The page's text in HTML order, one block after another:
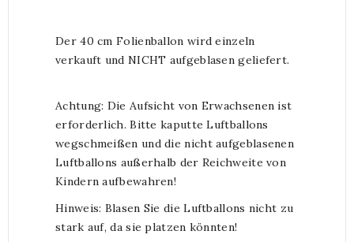
Der 40 cm Folienballon wird einzeln
verkauft und NICHT aufgeblasen geliefert.
Achtung: Die Aufsicht von Erwachsenen ist
erforderlich. Bitte kaputte Luftballons
wegschmeißen und die nicht aufgeblasenen
Luftballons außerhalb der Reichweite von
Kindern aufbewahren!
Hinweis: Blasen Sie die Luftballons nicht zu
stark auf, da sie platzen könnten!